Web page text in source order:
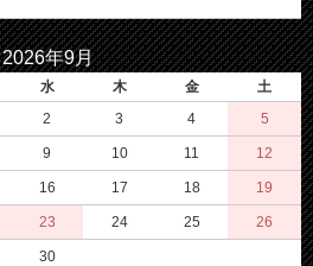
2026年9月
水 木 金
土
2 3 4 5
9 10 11 12
16 17 18 19
23 24 25 26
30